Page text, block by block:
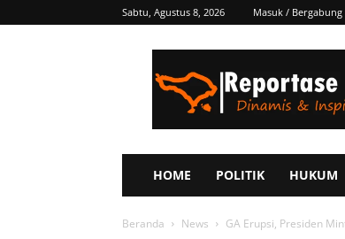
Sabtu, Agustus 8, 2026 Masuk / Bergabung
Bali
HOME POLITIK HUKUM
Beranda News GA Erupsi, Presiden